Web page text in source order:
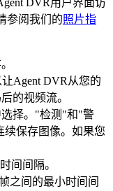
参阅我们的照片指
Agent DVR从您的
的视频流。
择。"检测"和"警
保存图像。如果您
间间隔。
之间的最小时间间